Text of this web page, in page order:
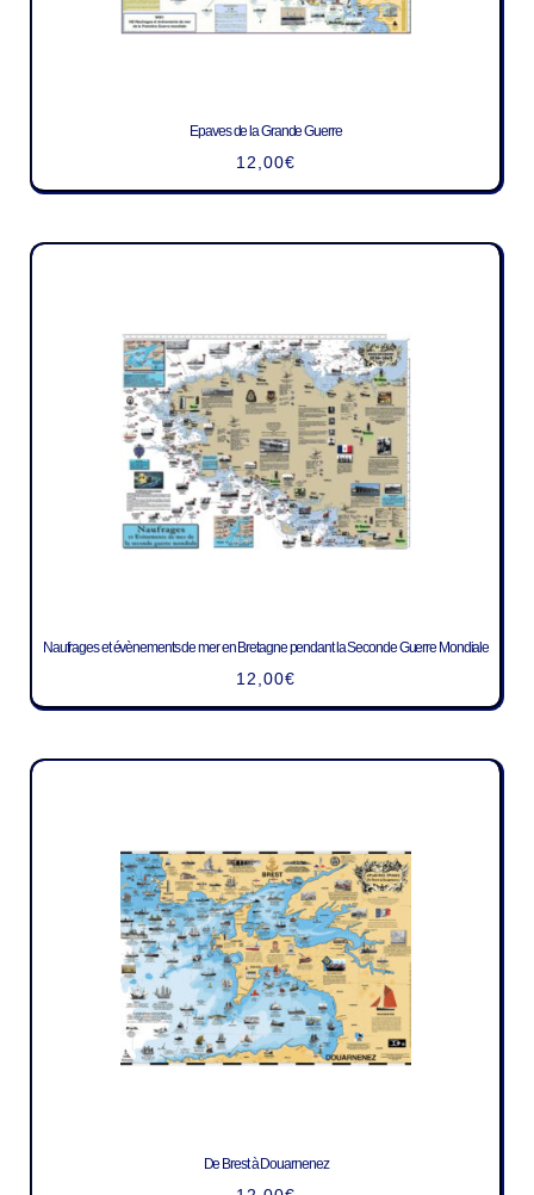
Epaves de la Grande Guerre
12,00€
Naufrages et évènements de mer en Bretagne pendant la Seconde Guerre Mondiale
12,00€
De Brest à Douarnenez